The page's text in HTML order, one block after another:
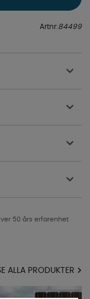
Artnr:84499
50 års erfarenhet
ALLA PRODUKTER